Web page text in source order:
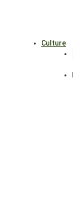
Culture